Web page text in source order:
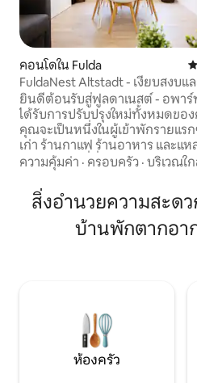
คอนโดใน Fulda
FuldaNest Altstadt - เงียบสงบแ
ใจกลางเมือง
ยินดีต้อนรับสู่ฟูลดาเนสต์ - อพา
ได้รับการปรับปรุงใหม่ทั้งหมดขอ
คุณจะเป็นหนึ่งในผู้เข้าพักรายแรก
เก่า ร้านกาแฟ ร้านอาหาร และแ
อยู่ใกล้ๆ แต่ที่นี่ก็เงียบสงบในช่วงก
ห้องนอน 2 ห้องมีเตียง 2 เตียงต่อ
(สามารถเลื่อนเข้าหากันได้) นอก
เตียงโซฟา (140 × 200) สามารถร
พักได้อีก 2 คน ไฮไลต์: ระเบียงทิศ
ความคุ้มค่า · ครอบครัว · บริเวณใ
สิ่งอำนวยความสะด
บ้านพักตากอา
ห้องครัว